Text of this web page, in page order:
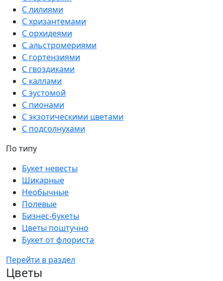
С лилиями
С хризантемами
С орхидеями
С альстромериями
С гортензиями
С гвоздиками
С каллами
С эустомой
С пионами
С экзотическими цветами
С подсолнухами
По типу
Букет невесты
Шикарные
Необычные
Полевые
Бизнес-букеты
Цветы поштучно
Букет от флориста
Перейти в раздел
Цветы